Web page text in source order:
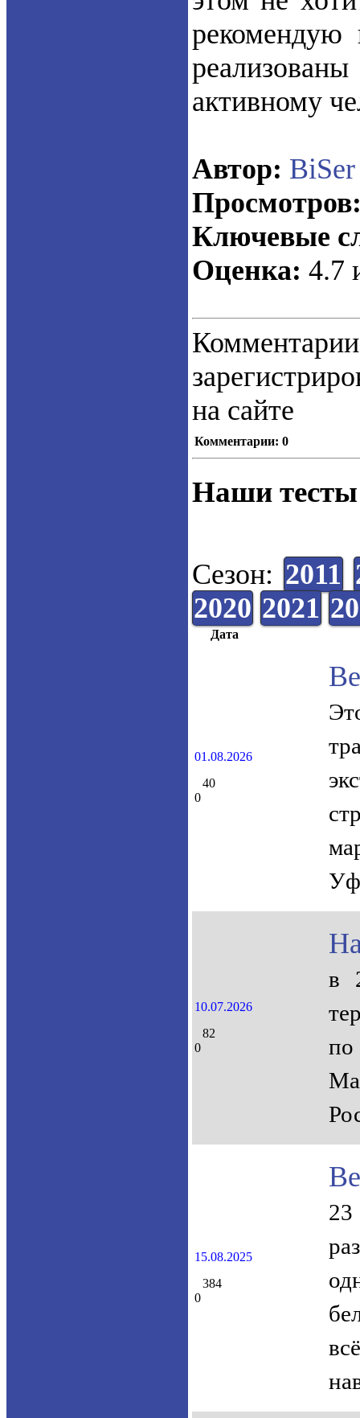
активному
Автор: BiSer
Ключевые
Оценка: 4.7
на сайте
Комментарии: 0
Наши тесты
Сезон: 2011
2020 2021
Дата
01.08.2026
40
0
10.07.2026
82
0
в
15.08.2025
384
0
23